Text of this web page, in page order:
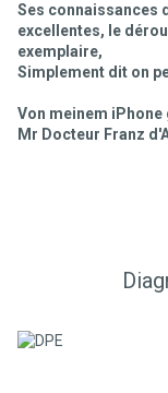
Ses connaissances
excellentes, le
exemplaire,
Simplement dit on
Von meinem iPhone
Mr Docteur Franz